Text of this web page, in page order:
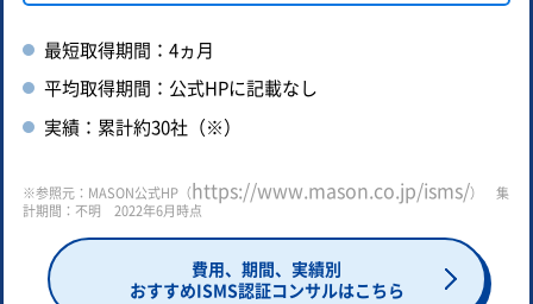
最短取得期間：4ヵ月
平均取得期間：公式HPに記載なし
実績：累計約30社（※）
※参照元：MASON公式HP（https://www.mason.co.jp/isms/） 集
計期間：不明 2022年6月時点
費用、期間、実績別
おすすめISMS認証コンサルはこちら